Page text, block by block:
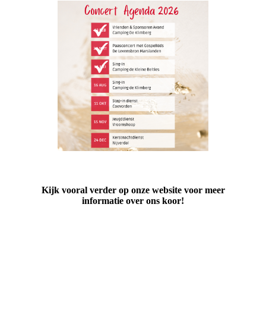
Kijk vooral verder op onze website voor meer
informatie over ons koor!